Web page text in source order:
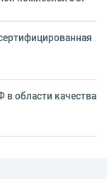
области качества